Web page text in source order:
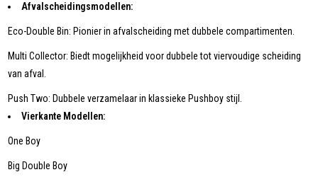
Afvalscheidingsmodellen:
Eco-Double Bin: Pionier in afvalscheiding met dubbele compartimenten.
Multi Collector: Biedt mogelijkheid voor dubbele tot viervoudige scheiding
van afval.
Push Two: Dubbele verzamelaar in klassieke Pushboy stijl.
Vierkante Modellen:
One Boy
Big Double Boy